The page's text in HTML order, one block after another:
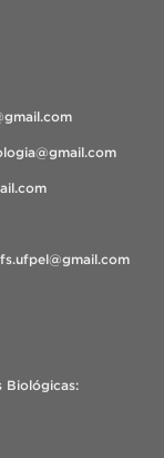
Biológicas: